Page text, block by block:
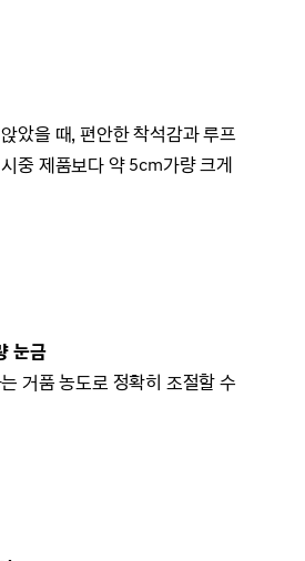
았을 때, 편안한 착석감과 루프
중 제품보다 약 5cm가량 크게
눈금
거품 농도로 정확히 조절할 수